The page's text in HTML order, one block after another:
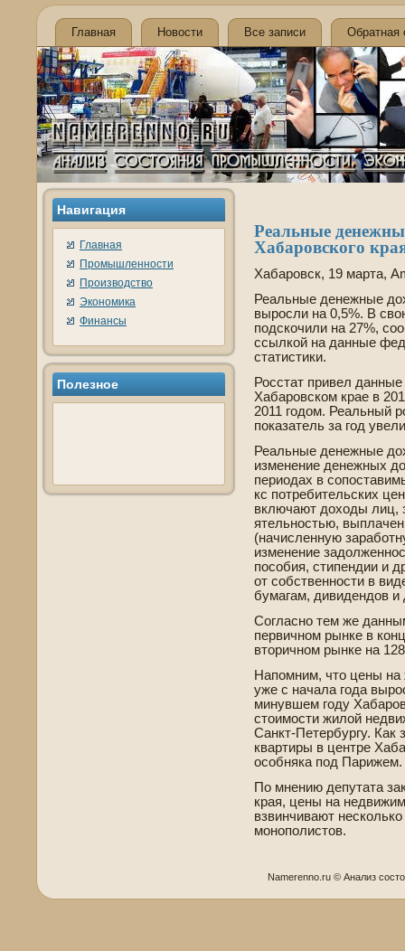
Главная Новости Все записи Обратная
Навигация
Главная
Промышленности
Производство
Экономика
Финансы
Полезное
Реальные
Хабаровского
Хабаровск, 19 марта,
Реальные де­нежные
выросли на 0,5%. В
подскочили на 27%,
ссылкой на данные
статистики.
Росстат приве­л
Хабаровском крае в
2011 годом. Реальный
показатель за год
Реальные де­нежные
изменение де­нежных
периодах в
кс потреби­тельских
включают доходы лиц,
ятельностью,
(начисленную
изменение
пособи­я, стипендии и
от собстве­нности в
бумагам, дивиде­ндов и
Согласно тем же
первичном рынке в
вторичном рынке на
Напомним, что цены
уже с начала года
минувшем году
стоимости жилой
Санкт-Петербургу. Как
квартиры в центре
особняка под Парижем.
По мнению де­путата
края, цены на
взвинчивают
монополистов.
Namerenno.ru © Анализ